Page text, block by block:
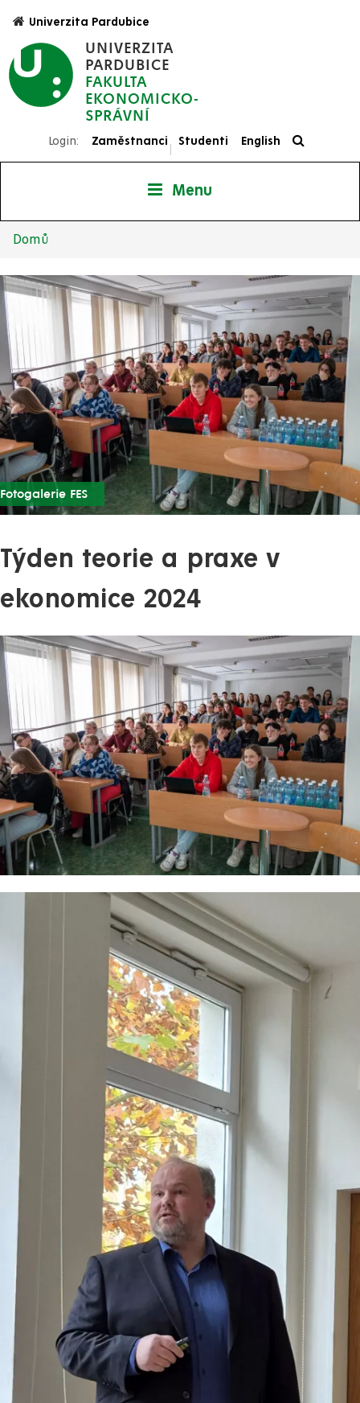
hlavnímu
obsahu
UNIVERZITA
PARDUBICE
FAKULTA
EKONOMICKO-
SPRÁVNÍ
Univerzita Pardubice
Login: Zaměstnanci
|
Studenti English
Menu
navigace
Domů
Fotogalerie FES
Týden teorie a praxe v
ekonomice 2024